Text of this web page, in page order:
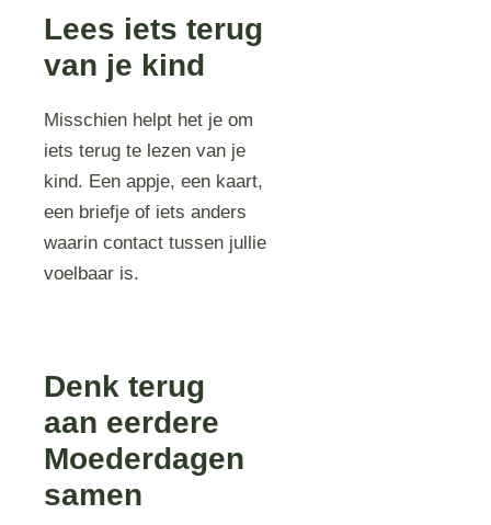
Lees iets terug
van je kind
Misschien helpt het je om
iets terug te lezen van je
kind. Een appje, een kaart,
een briefje of iets anders
waarin contact tussen jullie
voelbaar is.
Denk terug
aan eerdere
Moederdagen
samen